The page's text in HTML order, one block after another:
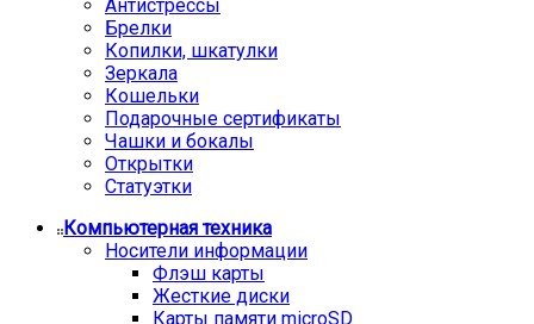
Антистрессы
Брелки
Копилки, шкатулки
Зеркала
Кошельки
Подарочные сертификаты
Чашки и бокалы
Открытки
Статуэтки
Компьютерная техника
Носители информации
Флэш карты
Жесткие диски
Карты памяти microSD